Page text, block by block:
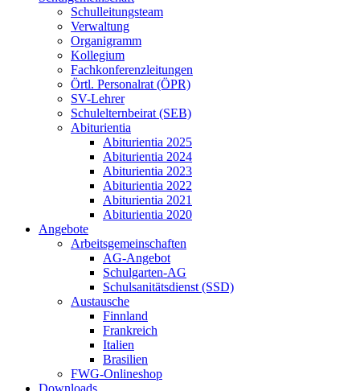
Schulleitungsteam
Verwaltung
Organigramm
Kollegium
Fachkonferenzleitungen
Örtl. Personalrat (ÖPR)
SV-Lehrer
Schulelternbeirat (SEB)
Abiturientia
Abiturientia 2025
Abiturientia 2024
Abiturientia 2023
Abiturientia 2022
Abiturientia 2021
Abiturientia 2020
Angebote
Arbeitsgemeinschaften
AG-Angebot
Schulgarten-AG
Schulsanitätsdienst (SSD)
Austausche
Finnland
Frankreich
Italien
Brasilien
FWG-Onlineshop
Downloads